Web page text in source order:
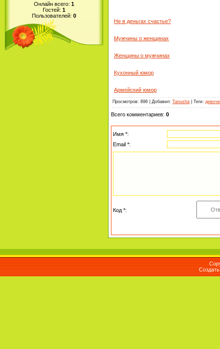
Онлайн всего: 1
Гостей: 1
Пользователей: 0
Не в деньгах счастье?
Мужчины о женщинах
Женщины о мужчинах
Кухонный юмор
Армейский юмор
Просмотров: 896 Добавил: Tanusha Теги:
Всего комментариев: 0
Имя *:
Email *:
Код *: